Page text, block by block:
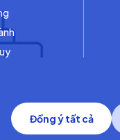
Đồng ý tất cả